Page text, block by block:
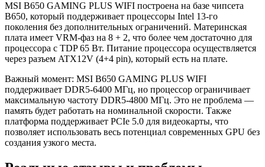
MSI B650 GAMING PLUS WIFI построена на базе чипсета
B650, который поддерживает процессоры Intel 13-го
поколения без дополнительных ограничений. Материнская
плата имеет VRM-фаз на 8 + 2, что более чем достаточно для
процессора с TDP 65 Вт. Питание процессора осуществляется
через разъем ATX12V (4+4 pin), который есть на плате.
Важный момент: MSI B650 GAMING PLUS WIFI
поддерживает DDR5-6400 МГц, но процессор ограничивает
максимальную частоту DDR5-4800 МГц. Это не проблема —
память будет работать на номинальной скорости. Также
платформа поддерживает PCIe 5.0 для видеокарты, что
позволяет использовать весь потенциал современных GPU без
создания узкого места.